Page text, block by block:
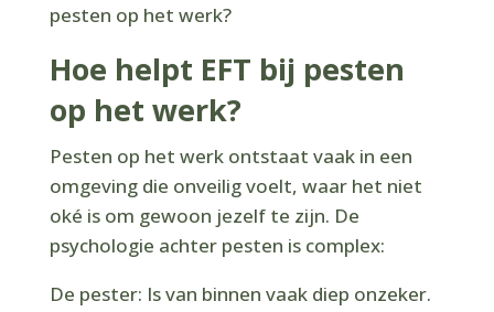
pesten op het werk?
Hoe helpt EFT bij pesten
op het werk?
Pesten op het werk ontstaat vaak in een
omgeving die onveilig voelt, waar het niet
oké is om gewoon jezelf te zijn. De
psychologie achter pesten is complex:
De pester: Is van binnen vaak diep onzeker.